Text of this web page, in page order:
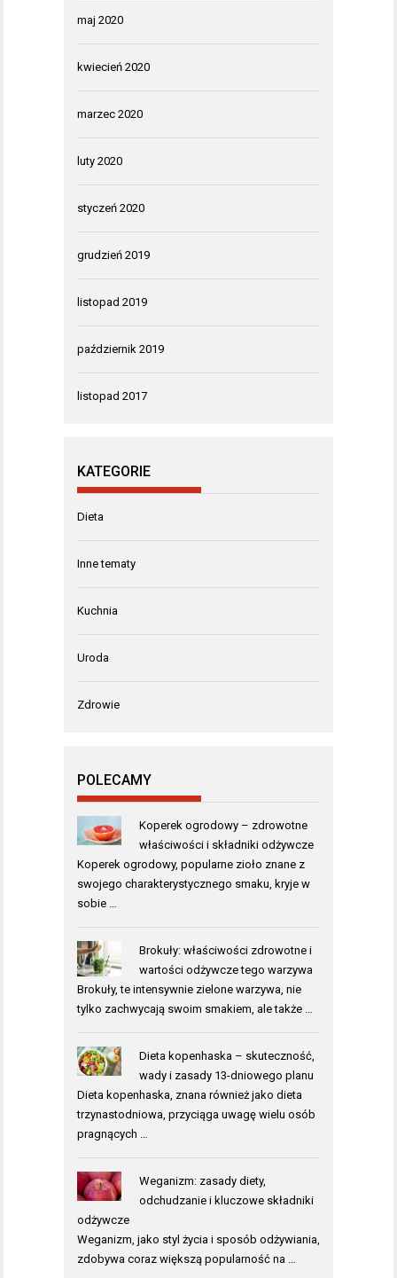
maj 2020
kwiecień 2020
marzec 2020
luty 2020
styczeń 2020
grudzień 2019
listopad 2019
październik 2019
listopad 2017
KATEGORIE
Dieta
Inne tematy
Kuchnia
Uroda
Zdrowie
POLECAMY
Koperek ogrodowy – zdrowotne
właściwości i składniki odżywcze
Koperek ogrodowy, popularne zioło znane z
swojego charakterystycznego smaku, kryje w
sobie …
Brokuły: właściwości zdrowotne i
wartości odżywcze tego warzywa
Brokuły, te intensywnie zielone warzywa, nie
tylko zachwycają swoim smakiem, ale także …
Dieta kopenhaska – skuteczność,
wady i zasady 13-dniowego planu
Dieta kopenhaska, znana również jako dieta
trzynastodniowa, przyciąga uwagę wielu osób
pragnących …
Weganizm: zasady diety,
odchudzanie i kluczowe składniki
odżywcze
Weganizm, jako styl życia i sposób odżywiania,
zdobywa coraz większą popularność na …